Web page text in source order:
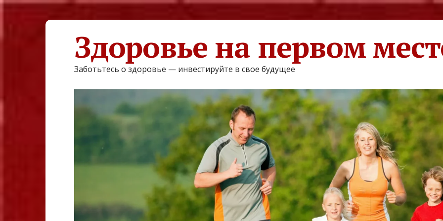
Здоровье на первом
Заботьтесь о здоровье — инвестируйте в свое будущее